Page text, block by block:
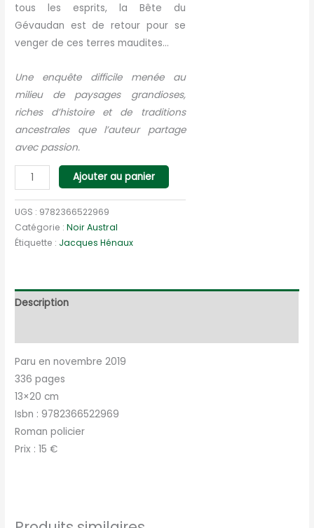
tous les esprits, la Bête du
Gévaudan est de retour pour se
venger de ces terres maudites…
Une enquête difficile menée au
milieu de paysages grandioses,
riches d’histoire et de traditions
ancestrales que l’auteur partage
avec passion.
quantité
de
L'effroi
du
Gévaudan
Ajouter au panier
UGS : 9782366522969
Catégorie :Noir Austral
Étiquette : Jacques Hénaux
Description
Paru en novembre 2019
336 pages
13×20 cm
Isbn : 9782366522969
Roman policier
Prix : 15 €